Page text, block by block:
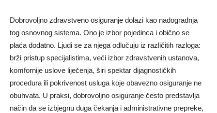
Dobrovoljno zdravstveno osiguranje dolazi kao nadogradnja
tog osnovnog sistema. Ono je izbor pojedinca i obično se
plaća dodatno. Ljudi se za njega odlučuju iz različitih razloga:
brži pristup specijalistima, veći izbor zdravstvenih ustanova,
komfornije uslove liječenja, širi spektar dijagnostičkih
procedura ili pokrivenost usluga koje obavezno osiguranje ne
obuhvata. U praksi, dobrovoljno osiguranje često predstavlja
način da se izbjegnu duga čekanja i administrativne prepreke,